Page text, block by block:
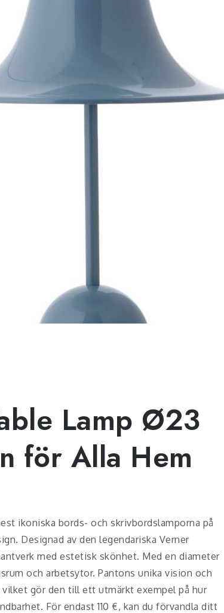
Lamp Ø23
för Alla Hem
ikoniska bords- och skrivbordslamporna på
Designad av den legendariska Verner
med estetisk skönhet. Med en diameter
och arbetsytor. Pantons unika vision och
gör den till ett utmärkt exempel på hur
För endast 110 €, kan du förvandla ditt